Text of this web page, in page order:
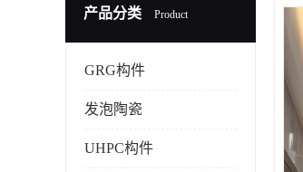
产品分类 Product
GRG构件
发泡陶瓷
UHPC构件